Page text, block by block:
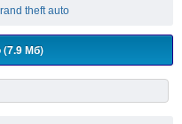
theft auto
(7.9 Мб)